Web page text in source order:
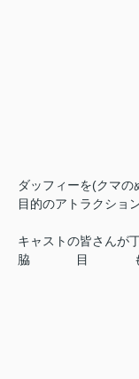
ダッフィーを(クマの
目的のアトラクショ
キャストの皆さんが
脇目